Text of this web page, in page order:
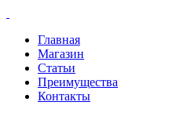
Главная
Магазин
Статьи
Преимущества
Контакты